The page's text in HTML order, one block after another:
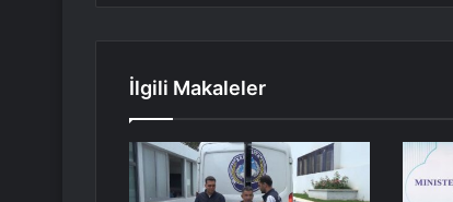
İlgili Makaleler